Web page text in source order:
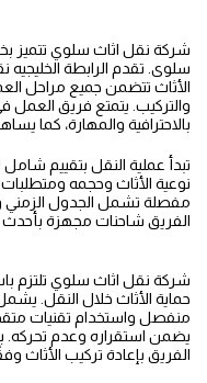
شركة نقل اثاث سلوي تتميز
سلوى. تقدم الرابطة
الأثاث تتضمن جميع مراحل
والتركيب. يتمتع فريق
بالاحترافية والمهارة، كما
تبدأ عملية النقل بتقييم
نوعية الأثاث وحجمه
مفصلة تشمل الجدول الزمني
الفريق شاحنات مجهزة بأحدث
شركة نقل اثاث سلوي تلتزم
حماية الأثاث خلال النقل.
منفصل واستخدام تقنيات
يضمن استقراره وعدم تحركه.
الفريق بإعادة تركيب الأثاث